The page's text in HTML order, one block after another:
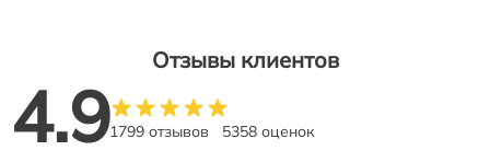
Отзывы клиентов
4.91799 отзывов 5358 оценок